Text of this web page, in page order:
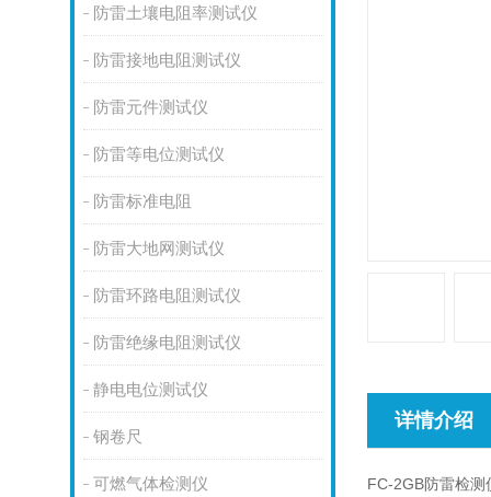
防雷土壤电阻率测试仪
防雷接地电阻测试仪
防雷元件测试仪
防雷等电位测试仪
防雷标准电阻
防雷大地网测试仪
防雷环路电阻测试仪
防雷绝缘电阻测试仪
静电电位测试仪
钢卷尺
可燃气体检测仪
详情介绍
FC-2GB防雷检测